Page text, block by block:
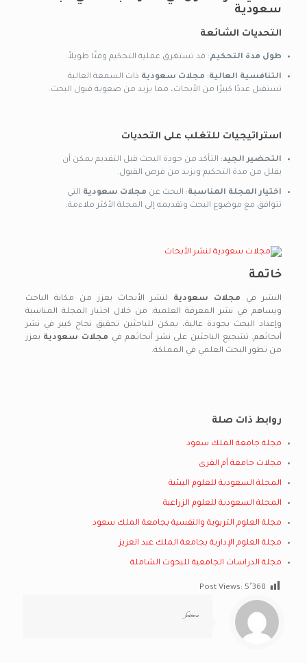
سعودية
التحديات الشائعة
طول مدة التحكيم: قد تستغرق عملية التحكيم وقتًا طويلاً.
التنافسية العالية: مجلات سعودية ذات السمعة العالية
تستقبل عددًا كبيرًا من الأبحاث، مما يزيد من صعوبة قبول البحث.
استراتيجيات للتغلب على التحديات
التحضير الجيد: التأكد من جودة البحث قبل التقديم يمكن أن
يقلل من مدة التحكيم ويزيد من فرص القبول.
اختيار المجلة المناسبة: البحث عن مجلات سعودية التي
تتوافق مع موضوع البحث وتقديمه إلى المجلة الأكثر ملاءمة.
خاتمة
النشر في مجلات سعودية لنشر الأبحاث يعزز من مكانة الباحث
ويساهم في نشر المعرفة العلمية. من خلال اختيار المجلة المناسبة
وإعداد البحث بجودة عالية، يمكن للباحثين تحقيق نجاح كبير في نشر
أبحاثهم. تشجيع الباحثين على نشر أبحاثهم في مجلات سعودية يعزز
من تطور البحث العلمي في المملكة.
روابط ذات صلة
مجلة جامعة الملك سعود
مجلات جامعة أم القرى
المجلة السعودية للعلوم البيئية
المجلة السعودية للعلوم الزراعية
مجلة العلوم التربوية والنفسية بجامعة الملك سعود
مجلة العلوم الإدارية بجامعة الملك عبد العزيز
مجلة الدراسات الجامعية للبحوث الشاملة
Post Views: 5٬368
fatima